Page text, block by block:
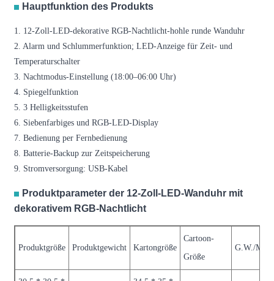
Hauptfunktion des Produkts
1. 12-Zoll-LED-dekorative RGB-Nachtlicht-hohle runde Wanduhr
2. Alarm und Schlummerfunktion; LED-Anzeige für Zeit- und
Temperaturschalter
3. Nachtmodus-Einstellung (18:00–06:00 Uhr)
4. Spiegelfunktion
5. 3 Helligkeitsstufen
6. Siebenfarbiges und RGB-LED-Display
7. Bedienung per Fernbedienung
8. Batterie-Backup zur Zeitspeicherung
9. Stromversorgung: USB-Kabel
Produktparameter der 12-Zoll-LED-Wanduhr mit
dekorativem RGB-Nachtlicht
Produktgröße Produktgewicht Kartongröße
Cartoon-
Größe
G.W./